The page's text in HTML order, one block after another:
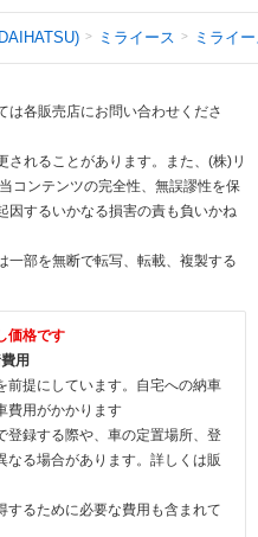
ミライース ミライ
各販売店にお問い合わせくださ
れることがあります。また、(株)リ
コンテンツの完全性、無誤謬性を保
因するいかなる損害の責も負いかね
部を無断で転写、転載、複製する
価格です
用
提にしています。自宅への納車
費用がかかります
録する際や、車の定置場所、登
なる場合があります。詳しくは販
るために必要な費用も含まれて